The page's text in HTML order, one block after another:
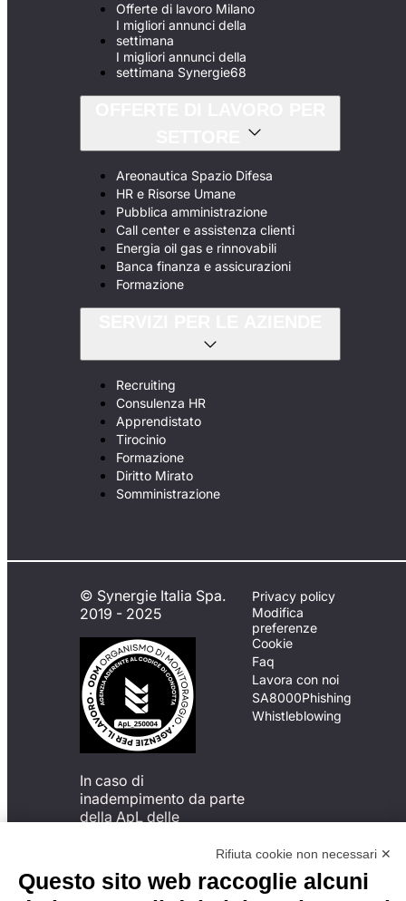
Offerte di lavoro Milano
I migliori annunci della
settimana
I migliori annunci della
settimana Synergie68
Areonautica Spazio Difesa
HR e Risorse Umane
Pubblica amministrazione
Call center e assistenza clienti
Energia oil gas e rinnovabili
Banca finanza e assicurazioni
Formazione
Recruiting
Consulenza HR
Apprendistato
Tirocinio
Formazione
Diritto Mirato
Somministrazione
© Synergie Italia Spa.
2019 - 2025
In caso di
inadempimento da parte
della ApL delle
del Codice di Condotta, è
possibile presentare un
reclamo
Privacy policy
Modifica
preferenze
Cookie
Faq
Lavora con noi
SA8000Phishing
Whistleblowing
Rifiuta cookie non necessari ✕
Questo sito web raccoglie alcuni